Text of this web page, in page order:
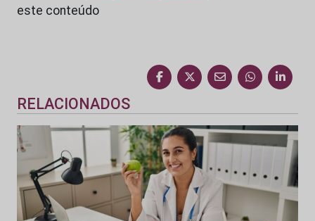
este conteúdo
RELACIONADOS